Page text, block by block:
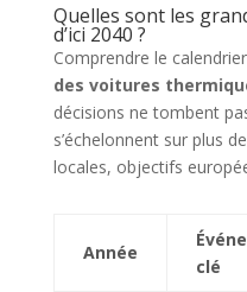
Quelles sont les
d’ici 2040 ?
Comprendre le
des voitures
décisions ne tombent
s’échelonnent sur plus
locales, objectifs
Année
clé